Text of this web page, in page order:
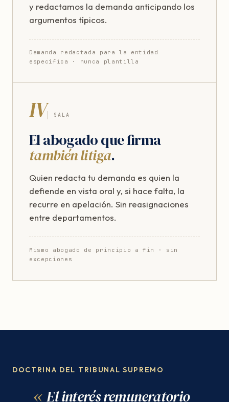
y redactamos la demanda anticipando los
argumentos típicos.
Demanda redactada para la entidad
específica · nunca plantilla
IV SALA
El abogado que firma
también litiga.
Quien redacta tu demanda es quien la
defiende en vista oral y, si hace falta, la
recurre en apelación. Sin reasignaciones
entre departamentos.
Mismo abogado de principio a fin · sin
excepciones
DOCTRINA DEL TRIBUNAL SUPREMO
El interés remuneratorio